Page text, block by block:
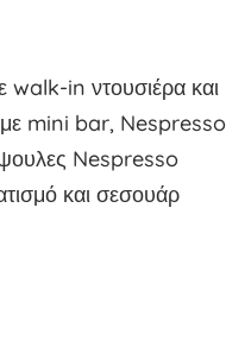
walk-in ντουσιέρα και
με mini bar, Nespresso
Nespresso
και σεσουάρ